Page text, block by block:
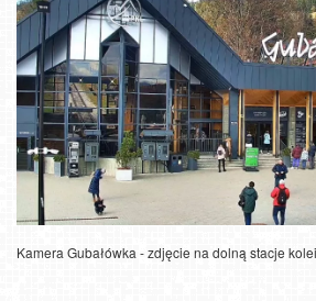
Kamera Gubałówka - zdjęcie na dolną stacje